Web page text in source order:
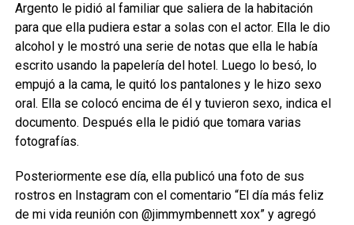
Argento le pidió al familiar que saliera de la habitación
para que ella pudiera estar a solas con el actor. Ella le dio
alcohol y le mostró una serie de notas que ella le había
escrito usando la papelería del hotel. Luego lo besó, lo
empujó a la cama, le quitó los pantalones y le hizo sexo
oral. Ella se colocó encima de él y tuvieron sexo, indica el
documento. Después ella le pidió que tomara varias
fotografías.
Posteriormente ese día, ella publicó una foto de sus
rostros en Instagram con el comentario “El día más feliz
de mi vida reunión con @jimmymbennett xox” y agregó